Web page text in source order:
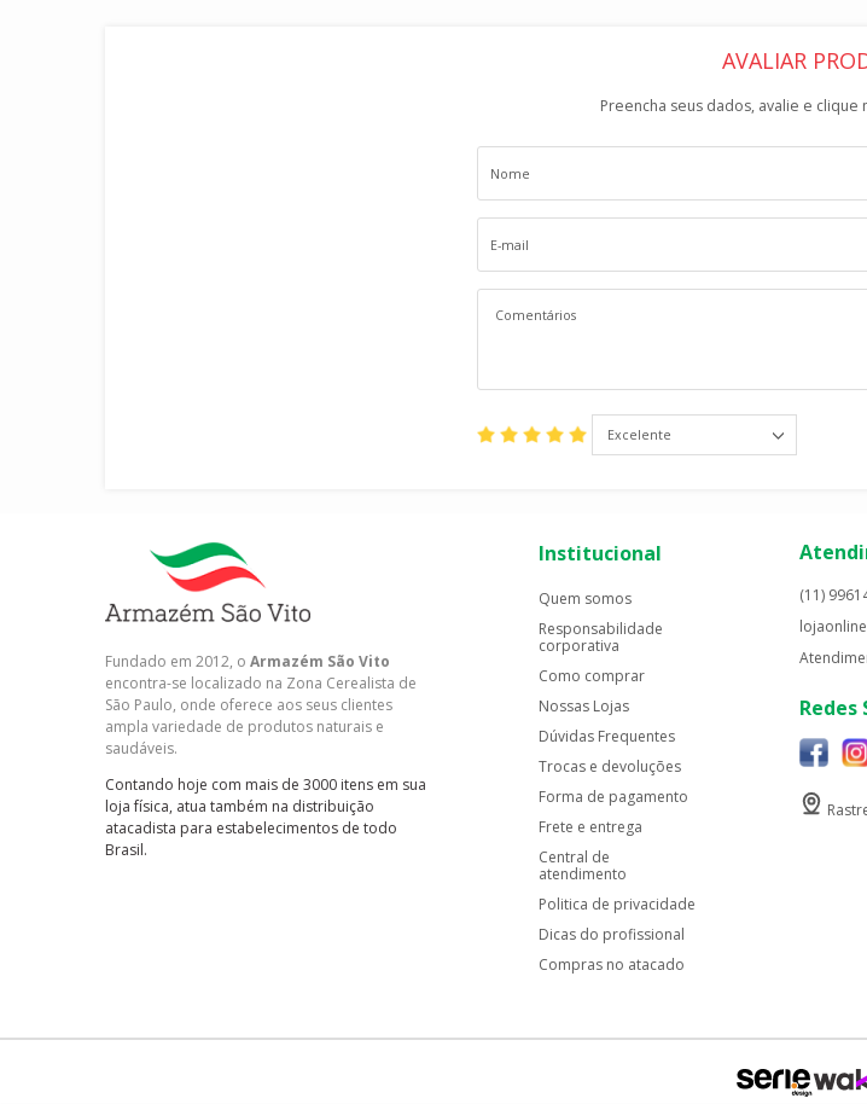
AVALIAR
Preencha seus dados, avalie e clique
Excelente
Fundado em 2012, o Armazém São Vito
encontra-se localizado na Zona Cerealista de
São Paulo, onde oferece aos seus clientes
ampla variedade de produtos naturais e
saudáveis.
Contando hoje com mais de 3000 itens em sua
loja física, atua também na distribuição
atacadista para estabelecimentos de todo
Brasil.
Institucional
Quem somos
Responsabilidade
corporativa
Como comprar
Nossas Lojas
Dúvidas Frequentes
Trocas e devoluções
Forma de pagamento
Frete e entrega
Central de
atendimento
Politica de privacidade
Dicas do profissional
Compras no atacado
(11)
Redes